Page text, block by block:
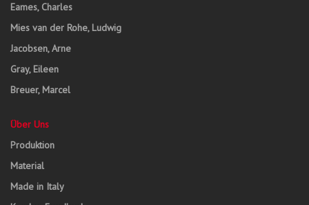
Eames, Charles
Mies van der Rohe, Ludwig
Jacobsen, Arne
Gray, Eileen
Breuer, Marcel
Über Uns
Produktion
Material
Made in Italy